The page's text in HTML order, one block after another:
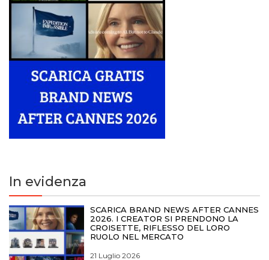
In evidenza
SCARICA BRAND NEWS AFTER CANNES
2026. I CREATOR SI PRENDONO LA
CROISETTE, RIFLESSO DEL LORO
RUOLO NEL MERCATO
21 Luglio 2026